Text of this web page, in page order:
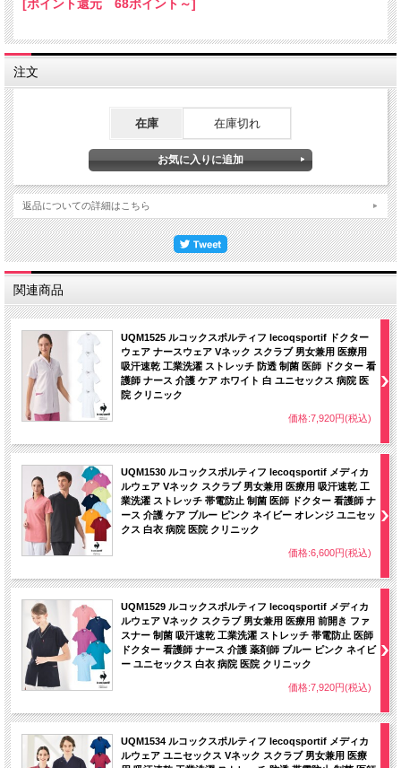
イルです。
す。通気性がよくストレスフリーな着心地で、長時間着用していただいても快適で
す。
[ポイント還元 68ポイント～]
注文
在庫 在庫切れ
返品についての詳細はこちら
関連商品
UQM1525 ルコックスポルティフ lecoqsportif ドクター
ウェア ナースウェア Vネック スクラブ 男女兼用 医療用
吸汗速乾 工業洗濯 ストレッチ 防透 制菌 医師 ドクター 看
護師 ナース 介護 ケア ホワイト 白 ユニセックス 病院 医
院 クリニック
価格:7,920円(税込)
UQM1530 ルコックスポルティフ lecoqsportif メディカ
ルウェア Vネック スクラブ 男女兼用 医療用 吸汗速乾 工
業洗濯 ストレッチ 帯電防止 制菌 医師 ドクター 看護師 ナ
ース 介護 ケア ブルー ピンク ネイビー オレンジ ユニセッ
クス 白衣 病院 医院 クリニック
価格:6,600円(税込)
UQM1529 ルコックスポルティフ lecoqsportif メディカ
ルウェア Vネック スクラブ 男女兼用 医療用 前開き ファ
スナー 制菌 吸汗速乾 工業洗濯 ストレッチ 帯電防止 医師
ドクター 看護師 ナース 介護 薬剤師 ブルー ピンク ネイビ
ー ユニセックス 白衣 病院 医院 クリニック
価格:7,920円(税込)
UQM1534 ルコックスポルティフ lecoqsportif メディカ
ルウェア ユニセックス Vネック スクラブ 男女兼用 医療